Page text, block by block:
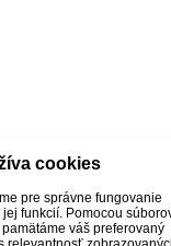
cookies
pre správne fungovanie
funkcií. Pomocou
váš preferovaný